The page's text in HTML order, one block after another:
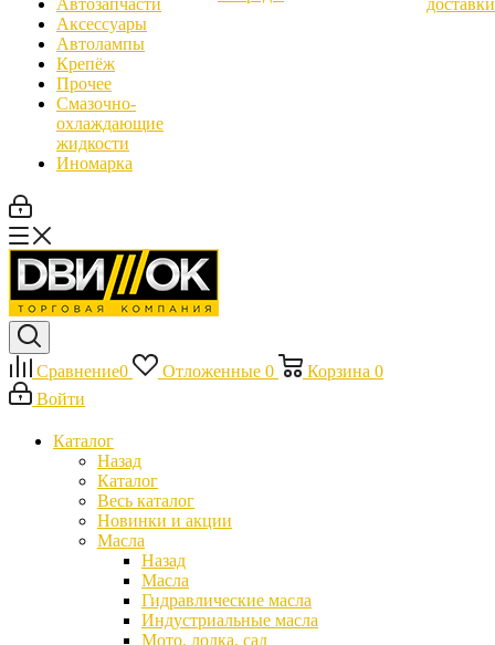
Автозапчасти
Аксессуары
Автолампы
Крепёж
Прочее
Смазочно-
охлаждающие
жидкости
Иномарка
доставки
Сравнение0 Отложенные 0 Корзина 0
Войти
Каталог
Назад
Каталог
Весь каталог
Новинки и акции
Масла
Назад
Масла
Гидравлические масла
Индустриальные масла
Мото, лодка, сад